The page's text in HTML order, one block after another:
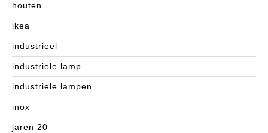
houten
ikea
industrieel
industriele lamp
industriele lampen
inox
jaren 20